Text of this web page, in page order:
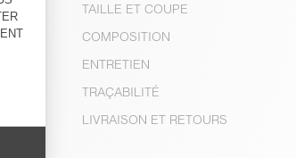
TAILLE ET COUPE
COMPOSITION
ENTRETIEN
TRAÇABILITÉ
LIVRAISON ET RETOURS